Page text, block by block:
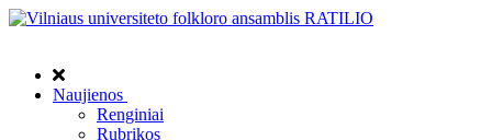
Naujienos
Renginiai
Rubrikos